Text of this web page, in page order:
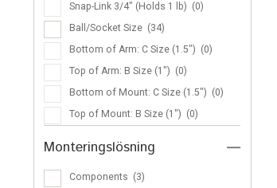
Snap-Link 3/4″ (Holds 1 lb) (0)
Ball/Socket Size (34)
Bottom of Arm: C Size (1.5") (0)
Top of Arm: B Size (1") (0)
Bottom of Mount: C Size (1.5") (0)
Top of Mount: B Size (1") (0)
Monteringslösning —
Components (3)